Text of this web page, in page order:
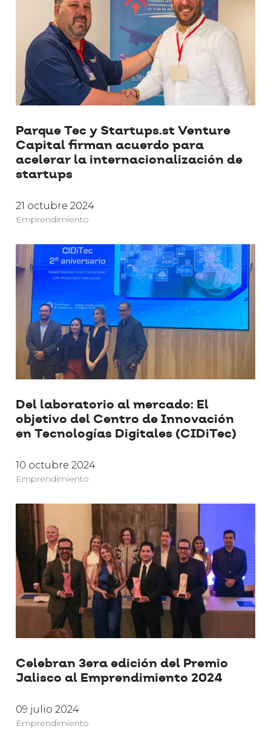
Parque Tec y Startups.st Venture
Capital firman acuerdo para
acelerar la internacionalización de
startups
21 octubre 2024
Emprendimiento
Del laboratorio al mercado: El
objetivo del Centro de Innovación
en Tecnologías Digitales (CIDiTec)
10 octubre 2024
Emprendimiento
Celebran 3era edición del Premio
Jalisco al Emprendimiento 2024
09 julio 2024
Emprendimiento